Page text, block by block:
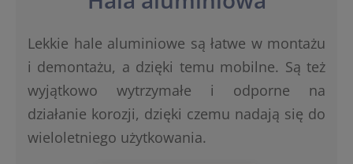
Lekkie hale aluminiowe są łatwe w montażu
i demontażu, a dzięki temu mobilne. Są też
wyjątkowo wytrzymałe i odporne na
działanie korozji, dzięki czemu nadają się do
wieloletniego użytkowania.